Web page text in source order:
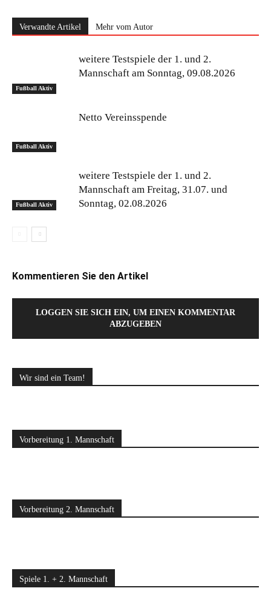
Verwandte Artikel Mehr vom Autor
Fußball Aktiv
weitere Testspiele der 1. und 2.
Mannschaft am Sonntag, 09.08.2026
Fußball Aktiv
Netto Vereinsspende
Fußball Aktiv
weitere Testspiele der 1. und 2.
Mannschaft am Freitag, 31.07. und
Sonntag, 02.08.2026
Kommentieren Sie den Artikel
LOGGEN SIE SICH EIN, UM EINEN KOMMENTAR
ABZUGEBEN
Wir sind ein Team!
Vorbereitung 1. Mannschaft
Vorbereitung 2. Mannschaft
Spiele 1. + 2. Mannschaft